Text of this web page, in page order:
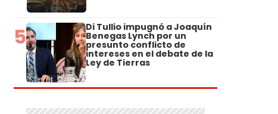
5 Di Tullio impugnó a Joaquín
Benegas Lynch por un
presunto conflicto de
intereses en el debate de la
Ley de Tierras